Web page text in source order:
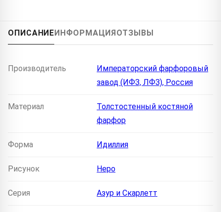
ОПИСАНИЕИНФОРМАЦИЯОТЗЫВЫ
Производитель
Императорский фарфоровый
завод (ИФЗ, ЛФЗ), Россия
Материал
Толстостенный костяной
фарфор
Форма Идиллия
Рисунок Неро
Серия Азур и Скарлетт